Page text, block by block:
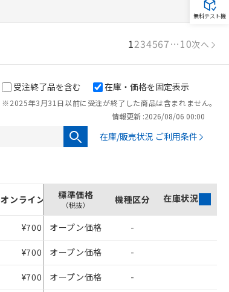
1234567…10次へ
受注終了品を含む
※2025年3月31日以前に受注が終了した商品は含まれません。
在庫・価格を固定表示
情報更新 :2026/08/06 00:00
在庫/販売状況 ご利用条件
オンライン価格標準価格
（税抜） 機種区分 在庫状況
¥700 オープン価格 -
¥700 オープン価格 -
¥700 オープン価格 -
無料テスト機